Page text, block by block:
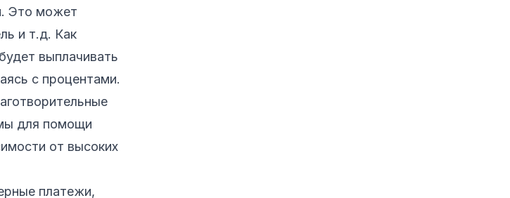
Это может
и т.д. Как
выплачивать
с процентами.
для помощи
от высоких
платежи,